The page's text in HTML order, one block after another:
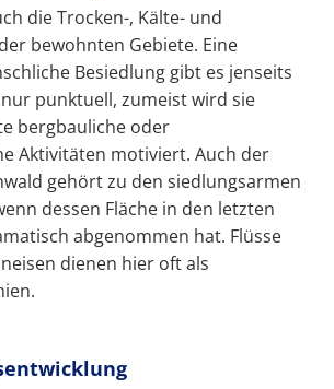
die Trocken-, Kälte- und
bewohnten Gebiete. Eine
Besiedlung gibt es jenseits
punktuell, zumeist wird sie
bergbauliche oder
Aktivitäten motiviert. Auch der
gehört zu den siedlungsarmen
dessen Fläche in den letzten
abgenommen hat. Flüsse
dienen hier oft als